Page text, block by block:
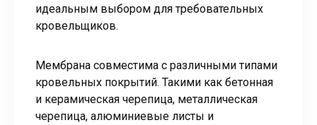
идеальным выбором для требовательных
кровельщиков.
Мембрана совместима с различными типами
кровельных покрытий. Такими как бетонная
и керамическая черепица, металлическая
черепица, алюминиевые листы и